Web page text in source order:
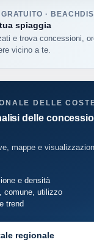
·
spiaggia
e trova concessioni,
vicino a te.
DELLE
delle
mappe e
e densità
comune, utilizzo
trend
regionale